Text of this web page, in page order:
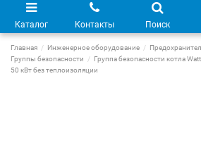
Каталог Контакты Поиск
Главная Инженерное оборудование
Группы безопасности
Группа безопасности котла
50 кВт без теплоизоляции